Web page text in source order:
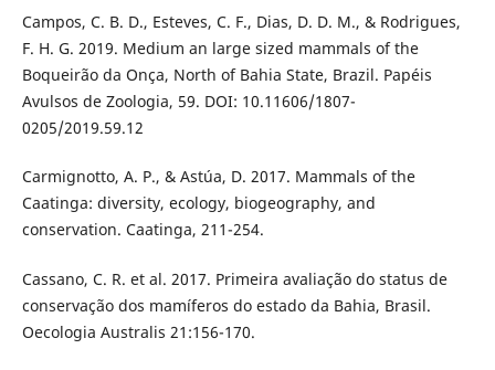
Campos, C. B. D., Esteves, C. F., Dias, D. D. M., & Rodrigues,
F. H. G. 2019. Medium an large sized mammals of the
Boqueirão da Onça, North of Bahia State, Brazil. Papéis
Avulsos de Zoologia, 59. DOI: 10.11606/1807-
0205/2019.59.12
Carmignotto, A. P., & Astúa, D. 2017. Mammals of the
Caatinga: diversity, ecology, biogeography, and
conservation. Caatinga, 211-254.
Cassano, C. R. et al. 2017. Primeira avaliação do status de
conservação dos mamíferos do estado da Bahia, Brasil.
Oecologia Australis 21:156-170.